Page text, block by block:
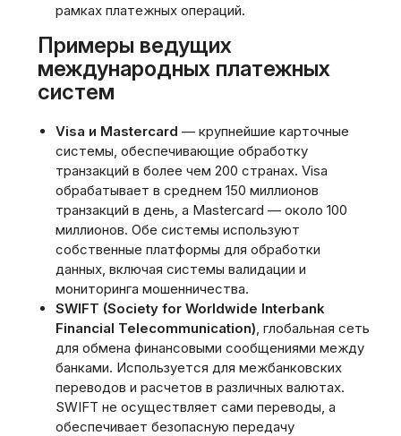
рамках платежных операций.
Примеры ведущих
международных платежных
систем
Visa и Mastercard — крупнейшие карточные
системы, обеспечивающие обработку
транзакций в более чем 200 странах. Visa
обрабатывает в среднем 150 миллионов
транзакций в день, а Mastercard — около 100
миллионов. Обе системы используют
собственные платформы для обработки
данных, включая системы валидации и
мониторинга мошенничества.
SWIFT (Society for Worldwide Interbank
Financial Telecommunication), глобальная сеть
для обмена финансовыми сообщениями между
банками. Используется для межбанковских
переводов и расчетов в различных валютах.
SWIFT не осуществляет сами переводы, а
обеспечивает безопасную передачу